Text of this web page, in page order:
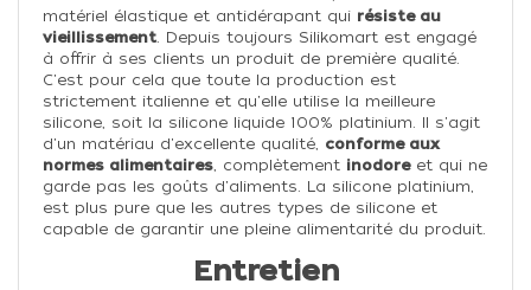
matériel élastique et antidérapant qui résiste au
vieillissement. Depuis toujours Silikomart est engagé
à offrir à ses clients un produit de première qualité.
C'est pour cela que toute la production est
strictement italienne et qu'elle utilise la meilleure
silicone, soit la silicone liquide 100% platinium. Il s'agit
d'un matériau d'excellente qualité, conforme aux
normes alimentaires, complètement inodoreet qui ne
garde pas les goûts d'aliments. La silicone platinium,
est plus pure que les autres types de silicone et
capable de garantir une pleine alimentarité du produit.
Entretien